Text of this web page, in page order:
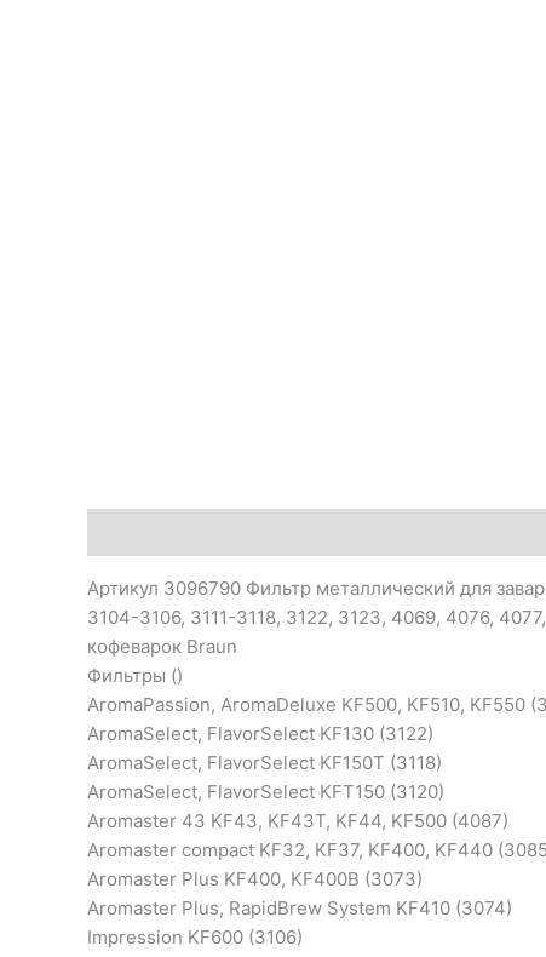
Артикул 3096790 Фильтр металлический для
3104-3106, 3111-3118, 3122, 3123, 4069, 4076,
кофеварок Braun
Фильтры ()
AromaPassion, AromaDeluxe KF500, KF510, KF550
AromaSelect, FlavorSelect KF130 (3122)
AromaSelect, FlavorSelect KF150T (3118)
AromaSelect, FlavorSelect KFT150 (3120)
Aromaster 43 KF43, KF43T, KF44, KF500 (4087)
Aromaster compact KF32, KF37, KF400, KF440
Aromaster Plus KF400, KF400B (3073)
Aromaster Plus, RapidBrew System KF410 (3074)
Impression KF600 (3106)